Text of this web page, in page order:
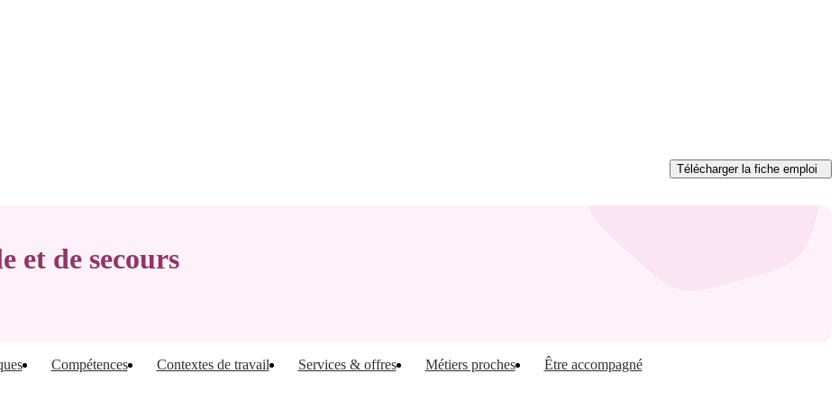
Télécharger la fiche emploi
et de secours
Compétences Contextes de travail Services & offres Métiers proches Être accompagné